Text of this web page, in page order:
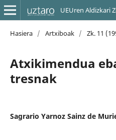
UEUren Aldizkari
Hasiera / Artxiboak / Zk. 11
Atxikimendua
tresnak
Sagrario Yarnoz Sainz de